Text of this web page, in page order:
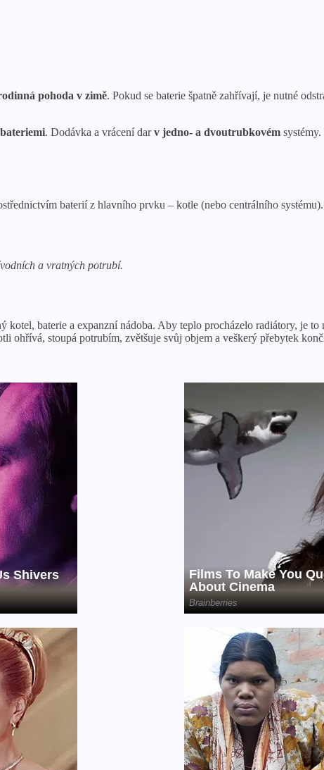
pohoda v zimě. Pokud se baterie špatně zahřívají, je nutné
. Dodávka a vrácení darv jedno- a dvoutrubkovém
baterií z hlavního prvku – kotle (nebo centrálního
a vratných potrubí.
kotel, baterie a expanzní nádoba. Aby teplo procházelo radiátory, je to
ohřívá, stoupá potrubím, zvětšuje svůj objem a veškerý přebytek